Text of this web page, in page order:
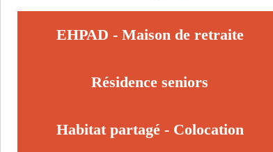
EHPAD - Maison de retraite
Résidence seniors
Habitat partagé - Colocation